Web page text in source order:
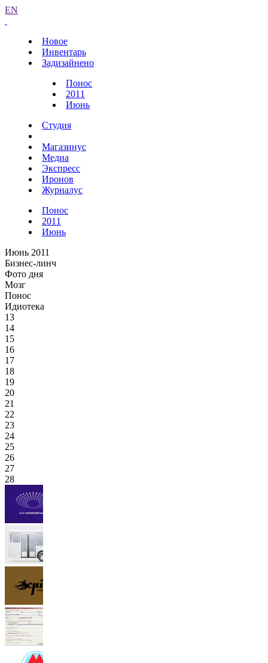
EN
Новое
Инвентарь
Задизайнено
Понос
2011
Июнь
Студия
Магазинус
Медиа
Экспресс
Иронов
Журналус
Понос
2011
Июнь
Июнь 2011
Бизнес-линч
Фото дня
Мозг
Понос
Идиотека
13
14
15
16
17
18
19
20
21
22
23
24
25
26
27
28